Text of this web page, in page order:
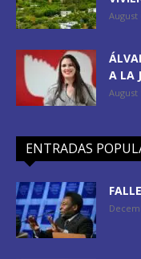
August
A LA
August
ENTRADAS